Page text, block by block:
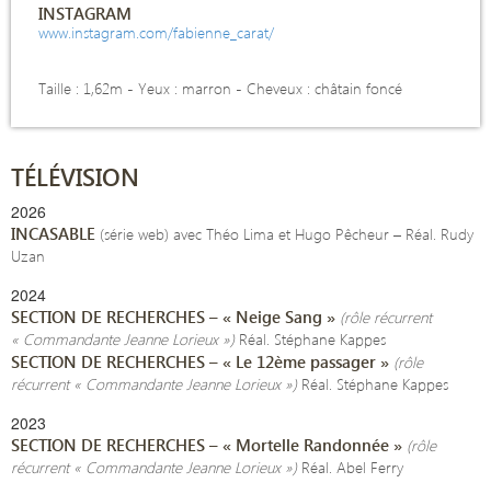
INSTAGRAM
www.instagram.com/fabienne_carat/
Taille : 1,62m - Yeux : marron - Cheveux : châtain foncé
TÉLÉVISION
2026
INCASABLE (série web) avec Théo Lima et Hugo Pêcheur – Réal. Rudy
Uzan
2024
SECTION DE RECHERCHES – « Neige Sang » (rôle récurrent
« Commandante Jeanne Lorieux »)Réal. Stéphane Kappes
SECTION DE RECHERCHES – « Le 12ème passager » (rôle
récurrent « Commandante Jeanne Lorieux »)Réal. Stéphane Kappes
2023
SECTION DE RECHERCHES – « Mortelle Randonnée » (rôle
récurrent « Commandante Jeanne Lorieux »)Réal. Abel Ferry